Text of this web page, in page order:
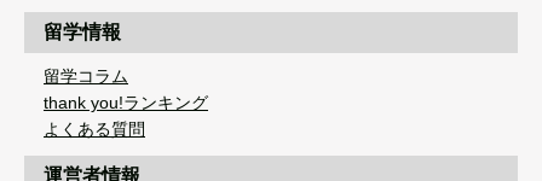
留学情報
留学コラム
thank you!ランキング
よくある質問
運営者情報